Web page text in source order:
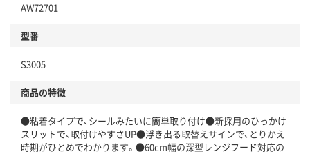
AW72701
型番
S3005
商品の特徴
●粘着タイプで、シールみたいに簡単取り付け●新採用のひっかけ
スリットで、取付けやすさUP●浮き出る取替えサインで、とりかえ
時期がひとめでわかります。●60cm幅の深型レンジフード対応の